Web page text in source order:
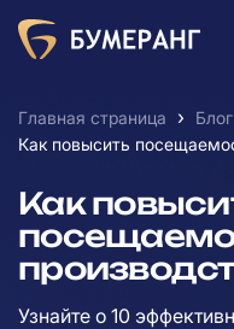
Главная страница › Блог
Как повысить
Как
Узнайте о 10